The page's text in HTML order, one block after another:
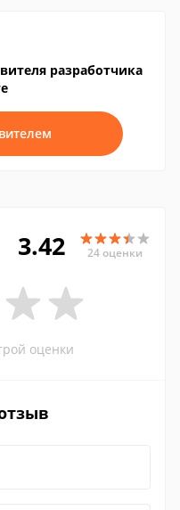
разработчика
3.42 24 оценки
оценки